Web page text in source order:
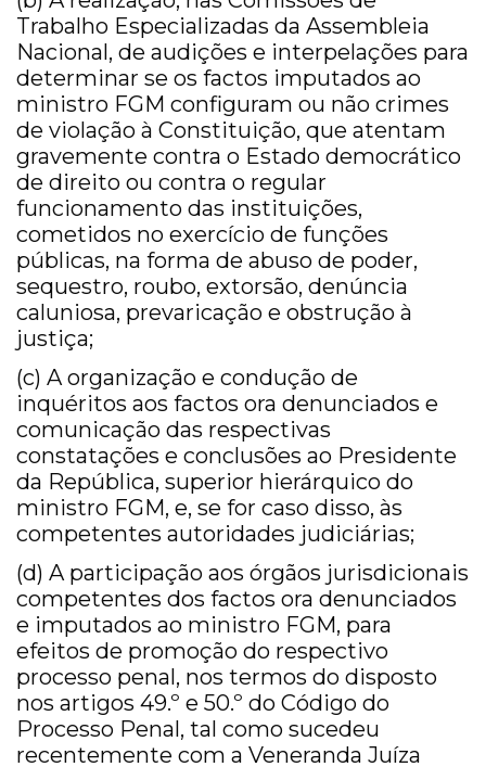
Trabalho Especializadas da Assembleia
Nacional, de audições e interpelações para
determinar se os factos imputados ao
ministro FGM configuram ou não crimes
de violação à Constituição, que atentam
gravemente contra o Estado democrático
de direito ou contra o regular
funcionamento das instituições,
cometidos no exercício de funções
públicas, na forma de abuso de poder,
sequestro, roubo, extorsão, denúncia
caluniosa, prevaricação e obstrução à
justiça;
(c) A organização e condução de
inquéritos aos factos ora denunciados e
comunicação das respectivas
constatações e conclusões ao Presidente
da República, superior hierárquico do
ministro FGM, e, se for caso disso, às
competentes autoridades judiciárias;
(d) A participação aos órgãos jurisdicionais
competentes dos factos ora denunciados
e imputados ao ministro FGM, para
efeitos de promoção do respectivo
processo penal, nos termos do disposto
nos artigos 49.º e 50.º do Código do
Processo Penal, tal como sucedeu
recentemente com a Veneranda Juíza